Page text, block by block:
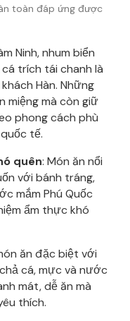
toàn đáp ứng được
Ninh, nhum biển
trích tái chanh là
Hàn. Những
miệng mà còn giữ
phong cách phù
tế.
quên: Món ăn nổi
với bánh tráng,
mắm Phú Quốc
ẩm thực khó
ăn đặc biệt với
cá, mực và nước
mát, dễ ăn mà
thích.